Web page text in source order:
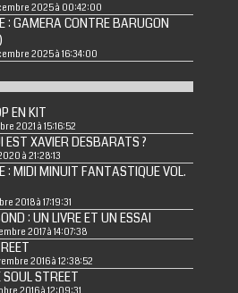
2025 à 00:42:00
: GAMERA CONTRE BARUGON
2025 à 16:34:00
EN KIT
2021 à 15:16:52
EST XAVIER DESBARATS ?
à 21:28:13
: MIDI MINUIT FANTASTIQUE VOL.
2018 à 17:19:31
: UN LIVRE ET UN ESSAI
2017 à 14:07:38
2016 à 12:38:52
STREET